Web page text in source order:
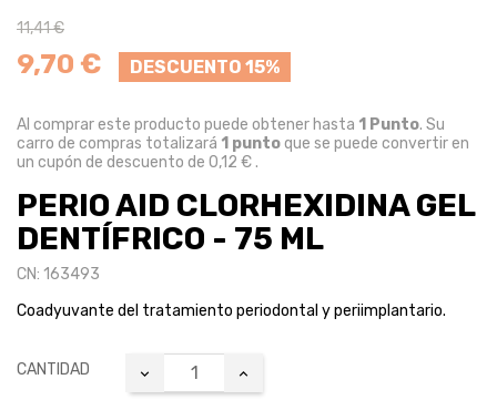
11,41 €
9,70 € DESCUENTO 15%
Al comprar este producto puede obtener hasta 1 Punto. Su
carro de compras totalizará 1 puntoque se puede convertir en
un cupón de descuento de 0,12 €.
PERIO AID CLORHEXIDINA GEL
DENTÍFRICO - 75 ML
CN: 163493
Coadyuvante del tratamiento periodontal y periimplantario.
CANTIDAD